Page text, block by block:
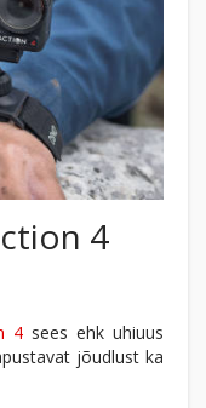
4
4sees ehk uhiuus
jõudlust ka